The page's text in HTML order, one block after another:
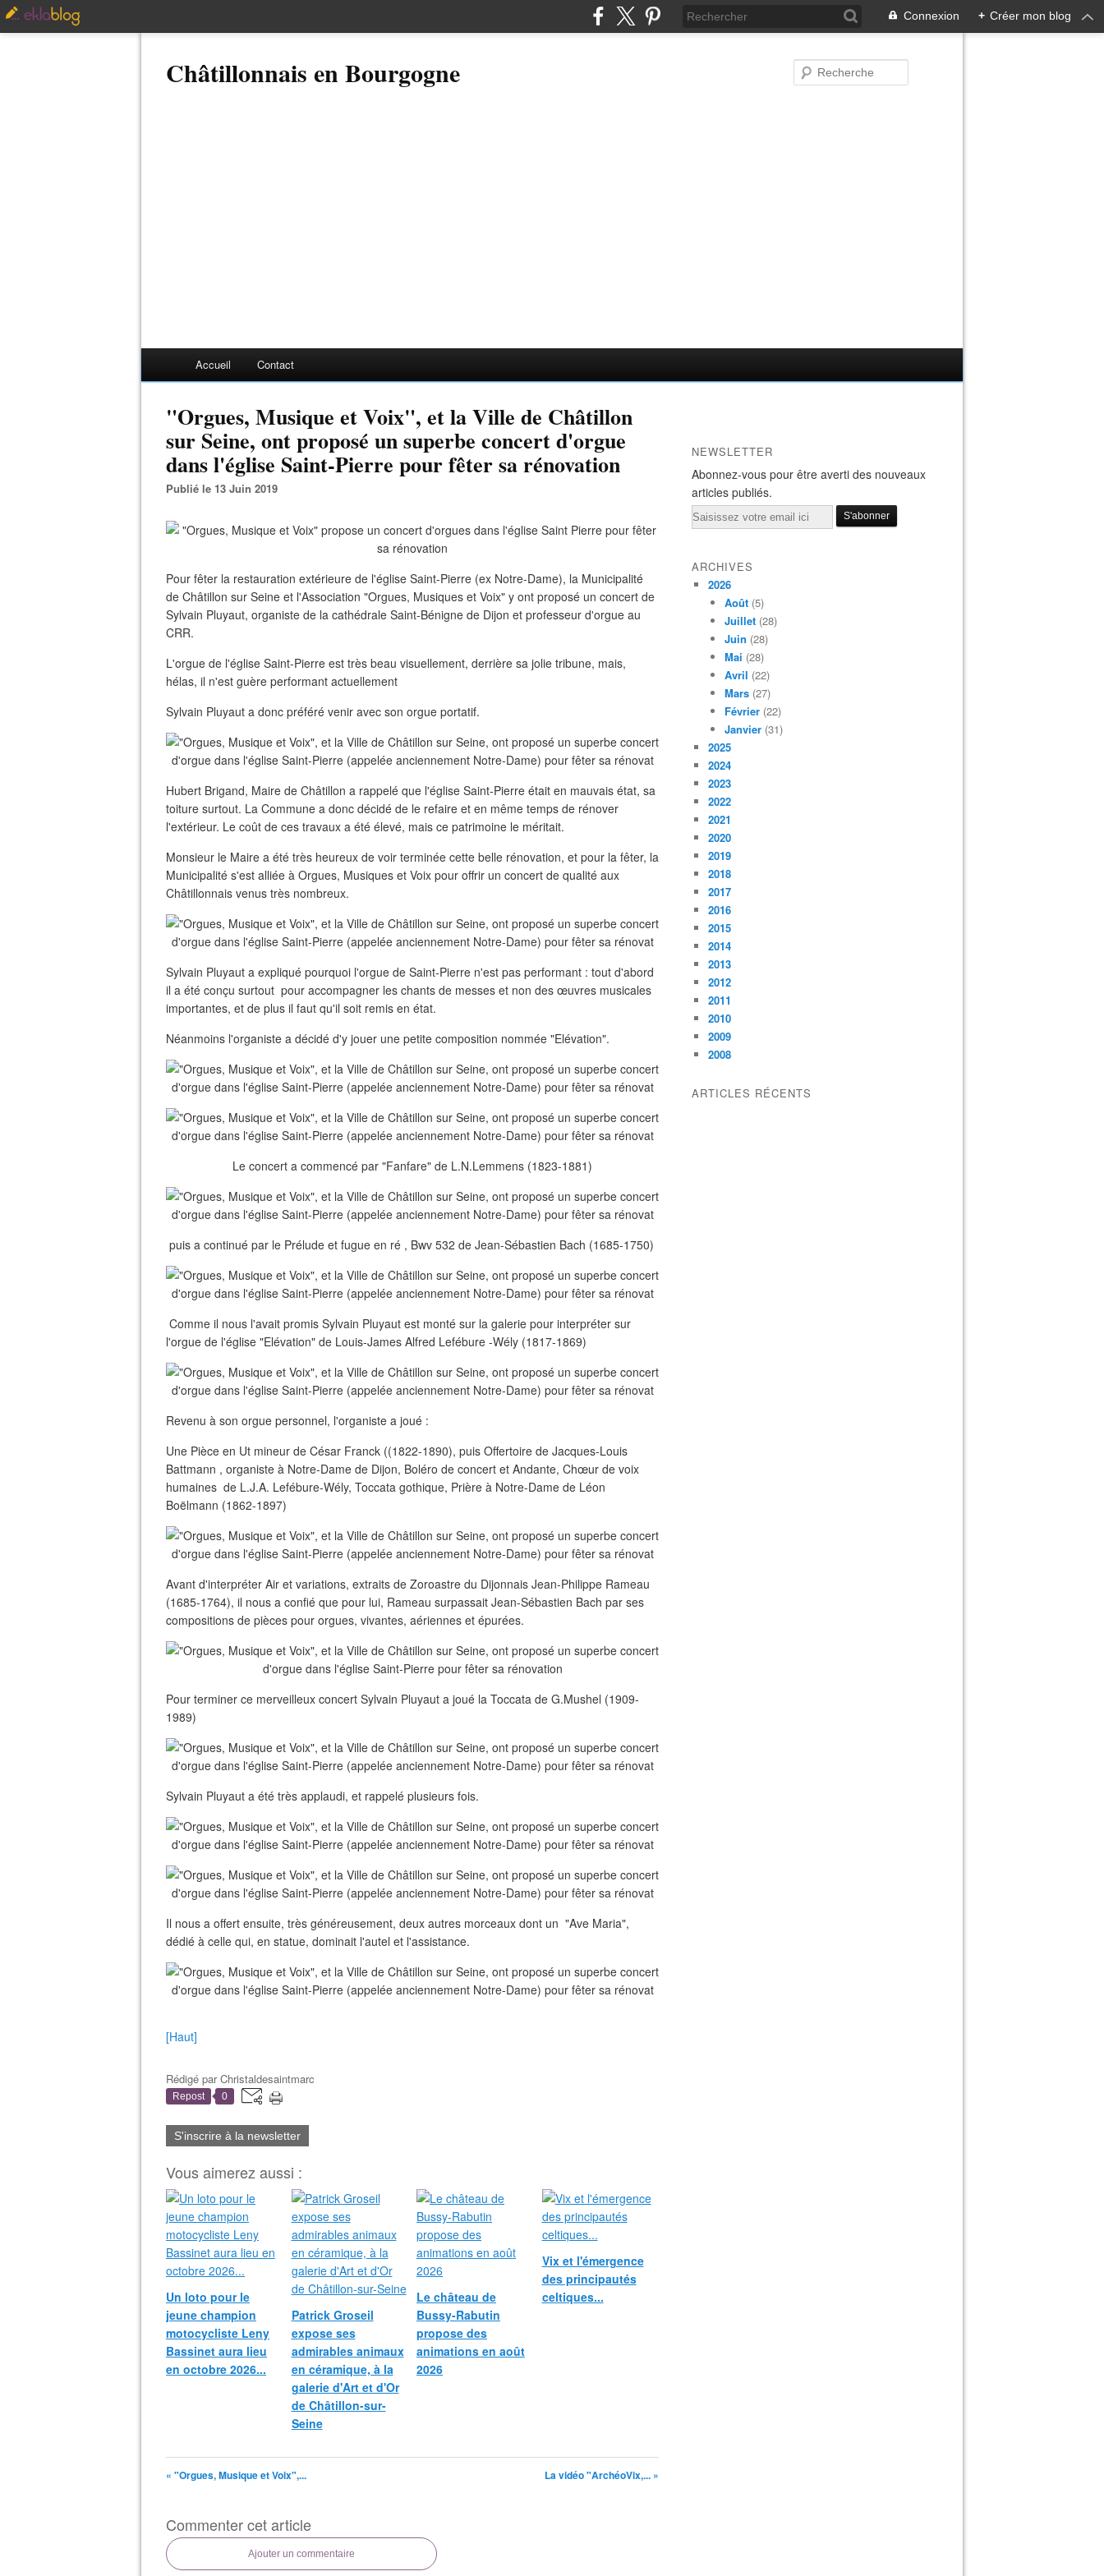
Connexion + Créer mon blog
Châtillonnais en Bourgogne
Accueil Contact
"Orgues, Musique et Voix", et la Ville de Châtillon
sur Seine, ont proposé un superbe concert d'orgue
dans l'église Saint-Pierre pour fêter sa rénovation
Publié le 13 Juin 2019
Pour fêter la restauration extérieure de l'église Saint-Pierre (ex Notre-Dame), la Municipalité
de Châtillon sur Seine et l'Association "Orgues, Musiques et Voix" y ont proposé un concert de
Sylvain Pluyaut, organiste de la cathédrale Saint-Bénigne de Dijon et professeur d'orgue au
CRR.
L'orgue de l'église Saint-Pierre est très beau visuellement, derrière sa jolie tribune, mais,
hélas, il n'est guère performant actuellement
Sylvain Pluyaut a donc préféré venir avec son orgue portatif.
Hubert Brigand, Maire de Châtillon a rappelé que l'église Saint-Pierre était en mauvais état, sa
toiture surtout. La Commune a donc décidé de le refaire et en même temps de rénover
l'extérieur. Le coût de ces travaux a été élevé, mais ce patrimoine le méritait.
Monsieur le Maire a été très heureux de voir terminée cette belle rénovation, et pour la fêter, la
Municipalité s'est alliée à Orgues, Musiques et Voix pour offrir un concert de qualité aux
Châtillonnais venus très nombreux.
Sylvain Pluyaut a expliqué pourquoi l'orgue de Saint-Pierre n'est pas performant : tout d'abord
il a été conçu surtout pour accompagner les chants de messes et non des œuvres musicales
importantes, et de plus il faut qu'il soit remis en état.
Néanmoins l'organiste a décidé d'y jouer une petite composition nommée "Elévation".
Le concert a commencé par "Fanfare" de L.N.Lemmens (1823-1881)
puis a continué par le Prélude et fugue en ré , Bwv 532 de Jean-Sébastien Bach (1685-1750)
Comme il nous l'avait promis Sylvain Pluyaut est monté sur la galerie pour interpréter sur
l'orgue de l'église "Elévation" de Louis-James Alfred Lefébure -Wély (1817-1869)
Revenu à son orgue personnel, l'organiste a joué :
Une Pièce en Ut mineur de César Franck ((1822-1890), puis Offertoire de Jacques-Louis
Battmann , organiste à Notre-Dame de Dijon, Boléro de concert et Andante, Chœur de voix
humaines de L.J.A. Lefébure-Wély, Toccata gothique, Prière à Notre-Dame de Léon
Boëlmann (1862-1897)
Avant d'interpréter Air et variations, extraits de Zoroastre du Dijonnais Jean-Philippe Rameau
(1685-1764), il nous a confié que pour lui, Rameau surpassait Jean-Sébastien Bach par ses
compositions de pièces pour orgues, vivantes, aériennes et épurées.
Pour terminer ce merveilleux concert Sylvain Pluyaut a joué la Toccata de G.Mushel (1909-
1989)
Sylvain Pluyaut a été très applaudi, et rappelé plusieurs fois.
Il nous a offert ensuite, très généreusement, deux autres morceaux dont un "Ave Maria",
dédié à celle qui, en statue, dominait l'autel et l'assistance.
[Haut]
Rédigé parChristaldesaintmarc
Repost 0
S'inscrire à la newsletter
Vous aimerez aussi :
Un loto pour le
jeune champion
motocycliste Leny
Bassinet aura lieu
en octobre 2026...
Patrick Groseil
expose ses
admirables animaux
en céramique, à la
galerie d'Art et d'Or
de Châtillon-sur-
Seine
Le château de
Bussy-Rabutin
propose des
animations en août
2026
Vix et l'émergence
des principautés
celtiques...
« "Orgues, Musique et Voix",... La vidéo "ArchéoVix,... »
Commenter cet article
Ajouter un commentaire
NEWSLETTER
Abonnez-vous pour être averti des nouveaux
articles publiés.
Email
ARCHIVES
2026
Août (5)
Juillet (28)
Juin (28)
Mai (28)
Avril (22)
Mars (27)
Février (22)
Janvier (31)
2025
2024
2023
2022
2021
2020
2019
2018
2017
2016
2015
2014
2013
2012
2011
2010
2009
2008
ARTICLES RÉCENTS